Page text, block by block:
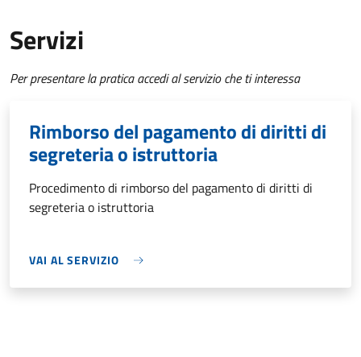
Servizi
Per presentare la pratica accedi al servizio che ti interessa
Rimborso del pagamento di diritti di
segreteria o istruttoria
Procedimento di rimborso del pagamento di diritti di
segreteria o istruttoria
VAI AL SERVIZIO